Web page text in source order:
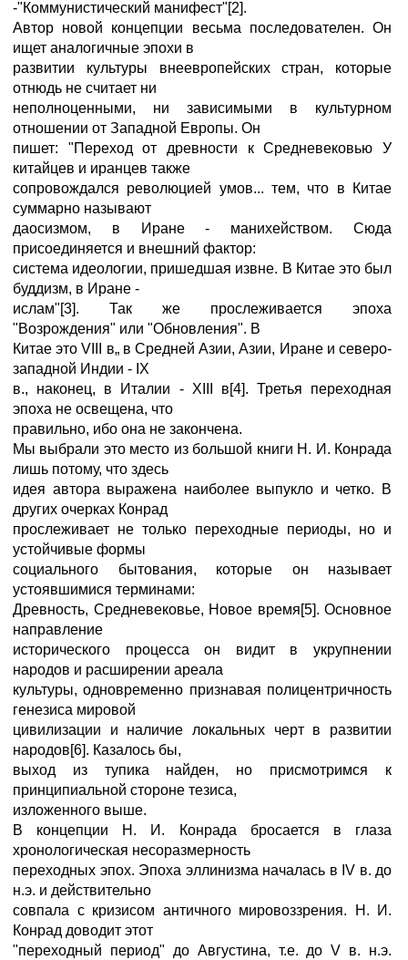
-"Коммунистический манифест"[2].
Автор новой концепции весьма последователен. Он
ищет аналогичные эпохи в
развитии культуры внеевропейских стран, которые
отнюдь не считает ни
неполноценными, ни зависимыми в культурном
отношении от Западной Европы. Он
пишет: "Переход от древности к Средневековью У
китайцев и иранцев также
сопровождался революцией умов... тем, что в Китае
суммарно называют
даосизмом, в Иране - манихейством. Сюда
присоединяется и внешний фактор:
система идеологии, пришедшая извне. В Китае это был
буддизм, в Иране -
ислам"[3]. Так же прослеживается эпоха
"Возрождения" или "Обновления". В
Китае это VIII в„ в Средней Азии, Азии, Иране и северо-
западной Индии - IX
в., наконец, в Италии - XIII в[4]. Третья переходная
эпоха не освещена, что
правильно, ибо она не закончена.
Мы выбрали это место из большой книги Н. И. Конрада
лишь потому, что здесь
идея автора выражена наиболее выпукло и четко. В
других очерках Конрад
прослеживает не только переходные периоды, но и
устойчивые формы
социального бытования, которые он называет
устоявшимися терминами:
Древность, Средневековье, Новое время[5]. Основное
направление
исторического процесса он видит в укрупнении
народов и расширении ареала
культуры, одновременно признавая полицентричность
генезиса мировой
цивилизации и наличие локальных черт в развитии
народов[6]. Казалось бы,
выход из тупика найден, но присмотримся к
принципиальной стороне тезиса,
изложенного выше.
В концепции Н. И. Конрада бросается в глаза
хронологическая несоразмерность
переходных эпох. Эпоха эллинизма началась в IV в. до
н.э. и действительно
совпала с кризисом античного мировоззрения. Н. И.
Конрад доводит этот
"переходный период" до Августина, т.е. до V в. н.э.